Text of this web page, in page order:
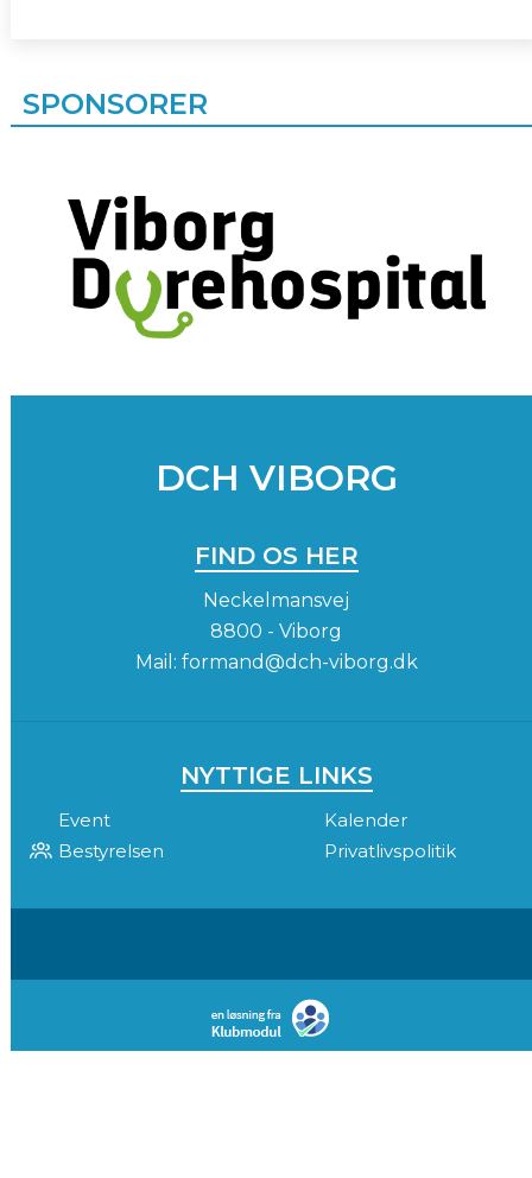
SPONSORER
DCH VIBORG
FIND OS HER
Neckelmansvej
8800 - Viborg
Mail: formand@dch-viborg.dk
NYTTIGE LINKS
Event
Kalender
Bestyrelsen
Privatlivspolitik